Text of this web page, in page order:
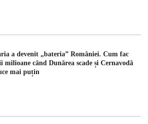
a devenit „bateria” României. Cum fac
milioane când Dunărea scade și Cernavodă
mai puțin